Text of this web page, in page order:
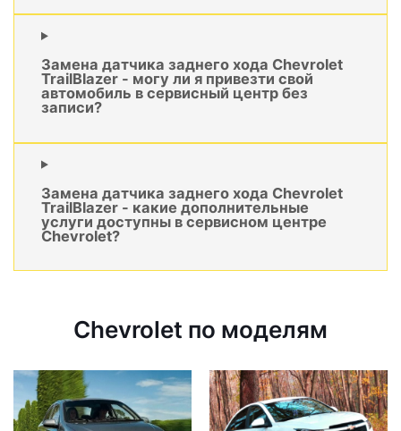
Замена датчика заднего хода Chevrolet
TrailBlazer - могу ли я привезти свой
автомобиль в сервисный центр без
записи?
Замена датчика заднего хода Chevrolet
TrailBlazer - какие дополнительные
услуги доступны в сервисном центре
Chevrolet?
Chevrolet по моделям